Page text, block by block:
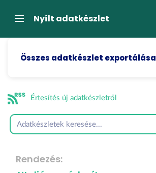
átugrásaNavigációNyílt adatkészlet
Összes adatkészlet exportálása
Értesítés új adatkészletről
Rendezés